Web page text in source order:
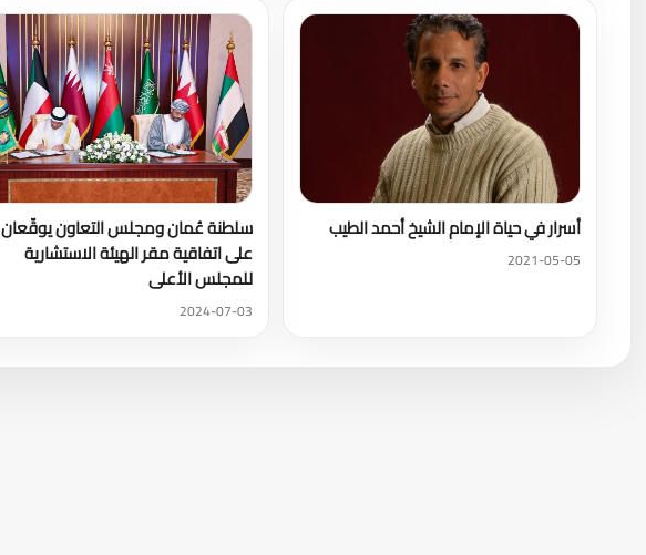
أسرار في حياة الإمام الشيخ أحمد الطيب
2021-05-05
سلطنة عُمان ومجلس التعاون يوقّعان
على اتفاقية مقر الهيئة الاستشارية
للمجلس الأعلى
2024-07-03